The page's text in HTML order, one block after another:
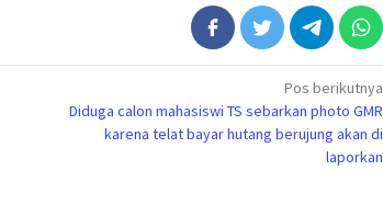
Pos berikutnya
Diduga calon mahasiswi TS sebarkan photo GMR
karena telat bayar hutang berujung akan di
laporkan